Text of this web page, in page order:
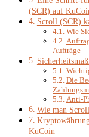
(SCR) auf
Scroll (SCR)
Wie
Aufträge
Die
Anti-
Wie man
KuCoin